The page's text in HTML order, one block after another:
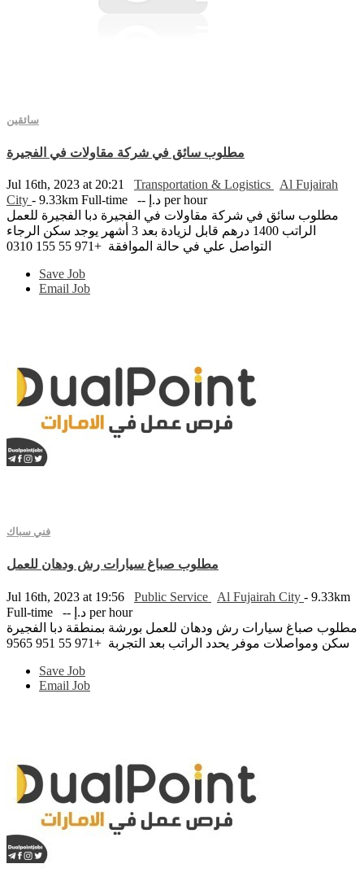
سائقين
مطلوب سائق في شركة مقاولات في الفجيرة
Jul 16th, 2023 at 20:21 Transportation & Logistics
Al Fujairah
City - 9.33km Full-time
-- د.إ per hour
مطلوب سائق في شركة مقاولات في الفجيرة دبا الفجيرة للعمل
الراتب 1400 درهم قابل لزيادة بعد 3 أشهر يوجد سكن الرجاء
التواصل علي في حالة الموافقة +971 55 155 0310
Save Job
Email Job
فني سباك
مطلوب صباغ سيارات رش ودهان للعمل
Jul 16th, 2023 at 19:56 Public Service Al Fujairah City - 9.33km
Full-time
-- د.إ per hour
مطلوب صباغ سيارات رش ودهان للعمل بورشة بمنطقة دبا الفجيرة
سكن ومواصلات موفر يحدد الراتب بعد التجربة +971 55 951 9565
Save Job
Email Job